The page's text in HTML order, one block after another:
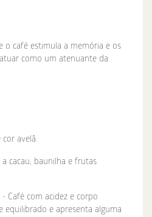
o café estimula a memória e os
como um atenuante da
avelã.
cacau, baunilha e frutas
Café com acidez e corpo
equilibrado e apresenta alguma